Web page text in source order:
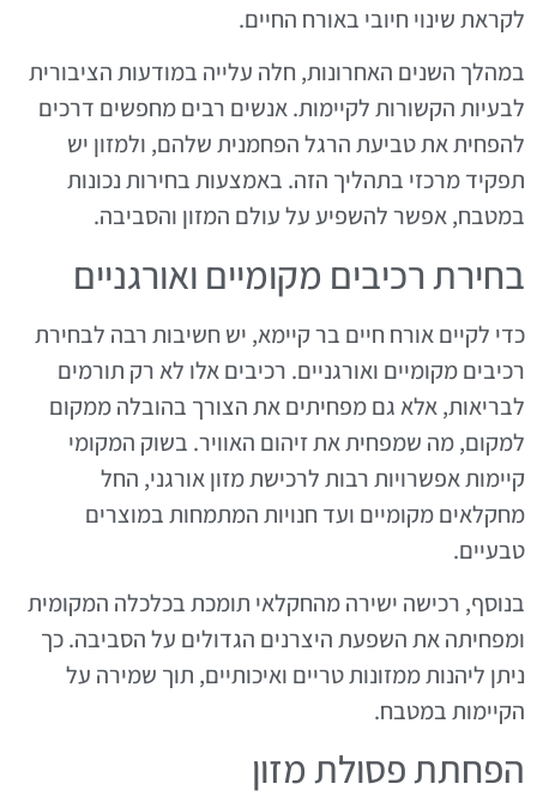
לקראת שינוי חיובי באורח החיים.
במהלך השנים האחרונות, חלה עלייה במודעות הציבורית
לבעיות הקשורות לקיימות. אנשים רבים מחפשים דרכים
להפחית את טביעת הרגל הפחמנית שלהם, ולמזון יש
תפקיד מרכזי בתהליך הזה. באמצעות בחירות נכונות
במטבח, אפשר להשפיע על עולם המזון והסביבה.
בחירת רכיבים מקומיים ואורגניים
כדי לקיים אורח חיים בר קיימא, יש חשיבות רבה לבחירת
רכיבים מקומיים ואורגניים. רכיבים אלו לא רק תורמים
לבריאות, אלא גם מפחיתים את הצורך בהובלה ממקום
למקום, מה שמפחית את זיהום האוויר. בשוק המקומי
קיימות אפשרויות רבות לרכישת מזון אורגני, החל
מחקלאים מקומיים ועד חנויות המתמחות במוצרים
טבעיים.
בנוסף, רכישה ישירה מהחקלאי תומכת בכלכלה המקומית
ומפחיתה את השפעת היצרנים הגדולים על הסביבה. כך
ניתן ליהנות ממזונות טריים ואיכותיים, תוך שמירה על
הקיימות במטבח.
הפחתת פסולת מזון